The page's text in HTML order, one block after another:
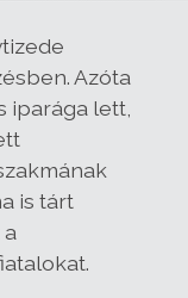
Azóta
iparága lett,
is tárt